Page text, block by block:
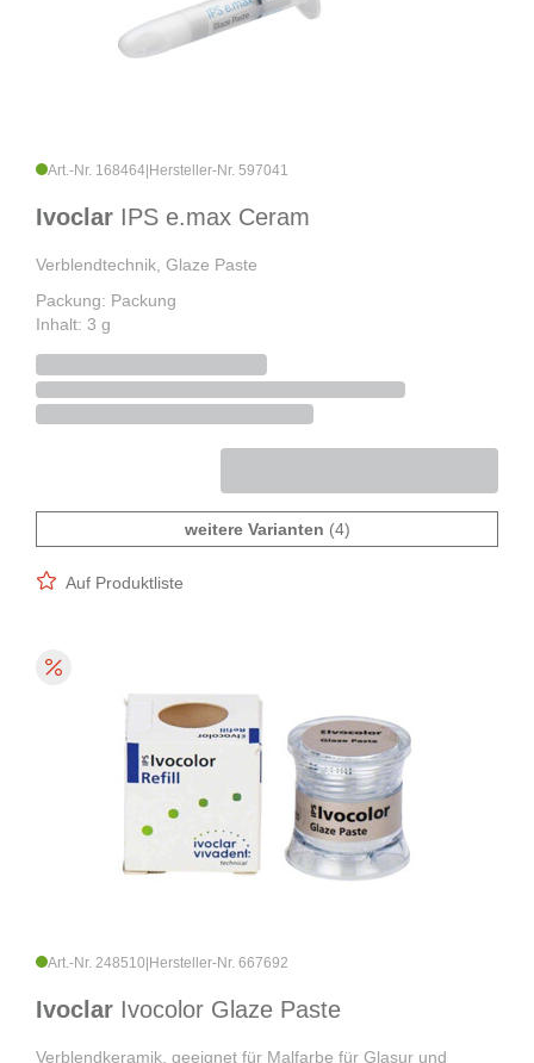
Art.-Nr. 168464 Hersteller-Nr. 597041
Ivoclar IPS e.max Ceram
Verblendtechnik, Glaze Paste
Packung: Packung
Inhalt: 3 g
weitere Varianten (4)
Auf Produktliste
Art.-Nr. 248510 Hersteller-Nr. 667692
Ivoclar Ivocolor Glaze Paste
Verblendkeramik, geeignet für Malfarbe für Glasur und